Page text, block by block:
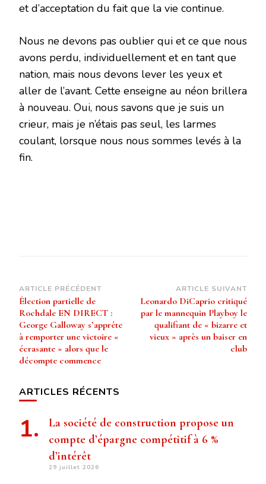
et d’acceptation du fait que la vie continue.
Nous ne devons pas oublier qui et ce que nous
avons perdu, individuellement et en tant que
nation, mais nous devons lever les yeux et
aller de l’avant. Cette enseigne au néon brillera
à nouveau. Oui, nous savons que je suis un
crieur, mais je n’étais pas seul, les larmes
coulant, lorsque nous nous sommes levés à la
fin.
Navigation
d’article
ARTICLE PRÉCÉDENT
Élection partielle de
Rochdale EN DIRECT :
George Galloway s’apprête
à remporter une victoire «
écrasante » alors que le
décompte commence
ARTICLE SUIVANT
Leonardo DiCaprio critiqué
par le mannequin Playboy le
qualifiant de « bizarre et
vieux » après un baiser en
club
ARTICLES RÉCENTS
La société de construction propose un
compte d’épargne compétitif à 6 %
d’intérêt
29 juillet 2026